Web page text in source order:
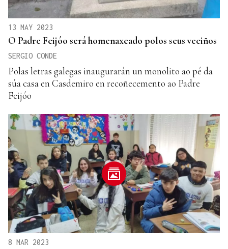
13 MAY 2023
O Padre Feijóo será homenaxeado polos seus veciños
SERGIO CONDE
Polas letras galegas inaugurarán un monolito ao pé da
súa casa en Casdemiro en recoñecemento ao Padre
Feijóo
8 MAR 2023